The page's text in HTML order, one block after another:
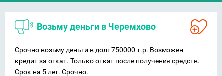
Возьму деньги в Черемхово
Срочно возьму деньги в долг 750000 т.р. Возможен
кредит за откат. Только откат после получения средств.
Срок на 5 лет. Срочно.